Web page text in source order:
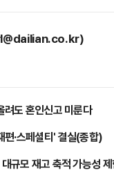
도 혼인신고 미룬다
·스페셜티' 결실(종합)
규모 재고 축적 가능성